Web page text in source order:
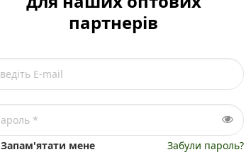
партнерів
Запам'ятати мене Забули пароль?